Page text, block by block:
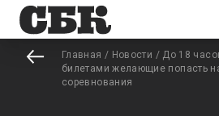
Главная / Новости / До 18
билетами желающие попасть
соревнования